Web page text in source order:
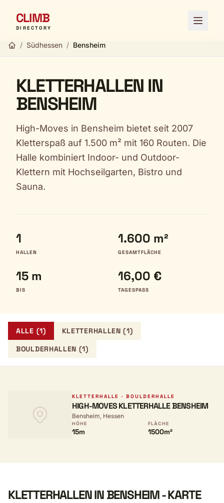
CLIMB
DIRECTORY Menü
/ Südhessen / Bensheim
KLETTERHALLEN IN
BENSHEIM
High-Moves in Bensheim bietet seit 2007
Kletterspaß auf 1.500 m² mit 160 Routen. Die
Halle kombiniert Indoor- und Outdoor-
Klettern mit Hochseilgarten, Bistro und
Sauna.
1
HALLEN
1.600 m²
GESAMTFLÄCHE
15 m
BIS
16,00 €
TAGESPASS
ALLE (1)
KLETTERHALLEN (1)
BOULDERHALLEN (1)
KLETTERHALLE · BOULDERHALLE
HIGH-MOVES KLETTERHALLE BENSHEIM
Bensheim, Hessen
HÖHE
15m
FLÄCHE
1500m²
KLETTERHALLEN IN BENSHEIM - KARTE